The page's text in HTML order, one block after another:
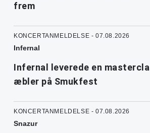
frem
KONCERTANMELDELSE - 07.08.2026
Infernal
Infernal leverede en
æbler på Smukfest
KONCERTANMELDELSE - 07.08.2026
Snazur